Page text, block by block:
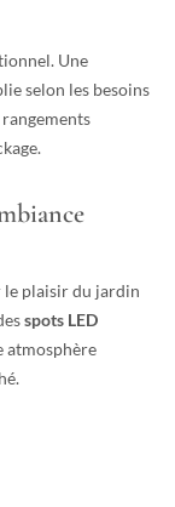
Une
selon les besoins
le plaisir du jardin
spots LED
atmosphère